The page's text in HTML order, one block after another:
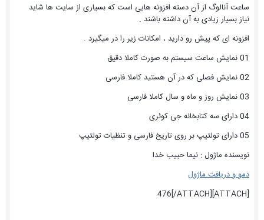
ساعت آنالوگ از آن دسته افزونه هایی است که بسیاری از سایت ها شاید
نیاز بسیار زیادی به آن داشته باشند .
افزونه ای که پیش رو دارید ، امکانات زیر را در میگیرد .
01 نمایش ساعت سیستم به صورت کاملا دقیق
02 نمایش فصلی که در آن هستید کاملا فارسی
03 نمایش روز و ماه و سال کاملا فارسی
04 دارای سه کتابخانه جی کوئری
05 دارای تولتیپ بر روی تاریخ فارسی و تنظیات تولتیپ
نویسنده ماژول : نیما حبیب خدا
دمو و دریافت ماژول
[ATTACH]476[/ATTACH]